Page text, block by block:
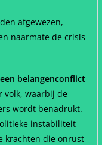
afgewezen,
naarmate de crisis
belangenconflict
volk, waarbij de
wordt benadrukt.
instabiliteit
krachten die onrust